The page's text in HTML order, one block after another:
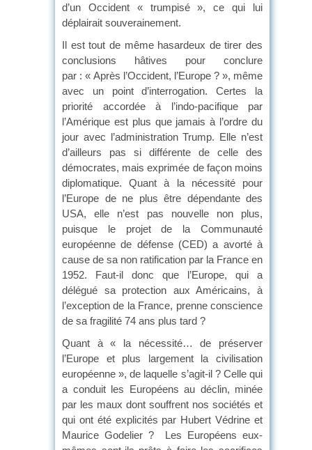
d’un Occident « trumpisé », ce qui lui
déplairait souverainement.
Il est tout de même hasardeux de tirer des
conclusions hâtives pour conclure
par : « Après l’Occident, l’Europe ? », même
avec un point d’interrogation. Certes la
priorité accordée à l’indo-pacifique par
l’Amérique est plus que jamais à l’ordre du
jour avec l’administration Trump. Elle n’est
d’ailleurs pas si différente de celle des
démocrates, mais exprimée de façon moins
diplomatique. Quant à la nécessité pour
l’Europe de ne plus être dépendante des
USA, elle n’est pas nouvelle non plus,
puisque le projet de la Communauté
européenne de défense (CED) a avorté à
cause de sa non ratification par la France en
1952. Faut-il donc que l’Europe, qui a
délégué sa protection aux Américains, à
l’exception de la France, prenne conscience
de sa fragilité 74 ans plus tard ?
Quant à « la nécessité… de préserver
l’Europe et plus largement la civilisation
européenne », de laquelle s’agit-il ? Celle qui
a conduit les Européens au déclin, minée
par les maux dont souffrent nos sociétés et
qui ont été explicités par Hubert Védrine et
Maurice Godelier ? Les Européens eux-